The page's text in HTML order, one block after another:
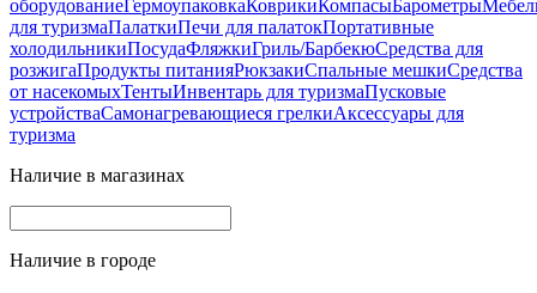
оборудованиеГермоупаковкаКоврикиКомпасыБарометры
для туризмаПалаткиПечи для палатокПортативные
холодильникиПосудаФляжкиГриль/БарбекюСредства для
розжигаПродукты питанияРюкзакиСпальные мешкиСредства
от насекомыхТентыИнвентарь для туризмаПусковые
устройстваСамонагревающиеся грелкиАксессуары для
туризма
Наличие в магазинах
Наличие в городе